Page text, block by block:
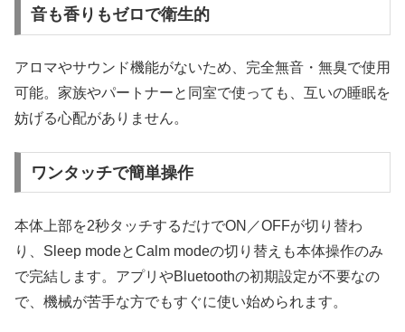
音も香りもゼロで衛生的
アロマやサウンド機能がないため、完全無音・無臭で使用
可能。家族やパートナーと同室で使っても、互いの睡眠を
妨げる心配がありません。
ワンタッチで簡単操作
本体上部を2秒タッチするだけでON／OFFが切り替わ
り、Sleep modeとCalm modeの切り替えも本体操作のみ
で完結します。アプリやBluetoothの初期設定が不要なの
で、機械が苦手な方でもすぐに使い始められます。